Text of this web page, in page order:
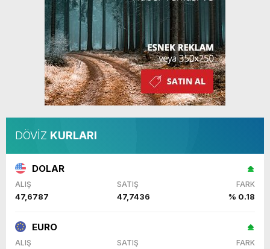
DÖVİZ KURLARI
DOLAR
ALIŞ SATIŞ FARK
47,6787 47,7436 % 0.18
EURO
ALIŞ SATIŞ FARK